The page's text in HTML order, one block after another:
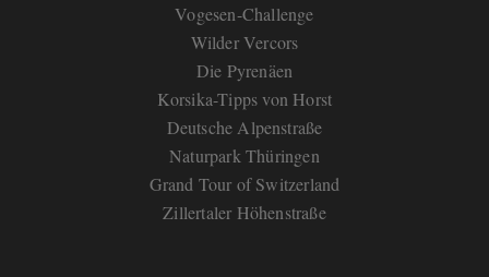
Vogesen-Challenge
Wilder Vercors
Die Pyrenäen
Korsika-Tipps von Horst
Deutsche Alpenstraße
Naturpark Thüringen
Grand Tour of Switzerland
Zillertaler Höhenstraße